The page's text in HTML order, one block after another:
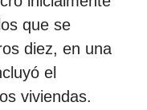
que se
diez, en una
el
viviendas.